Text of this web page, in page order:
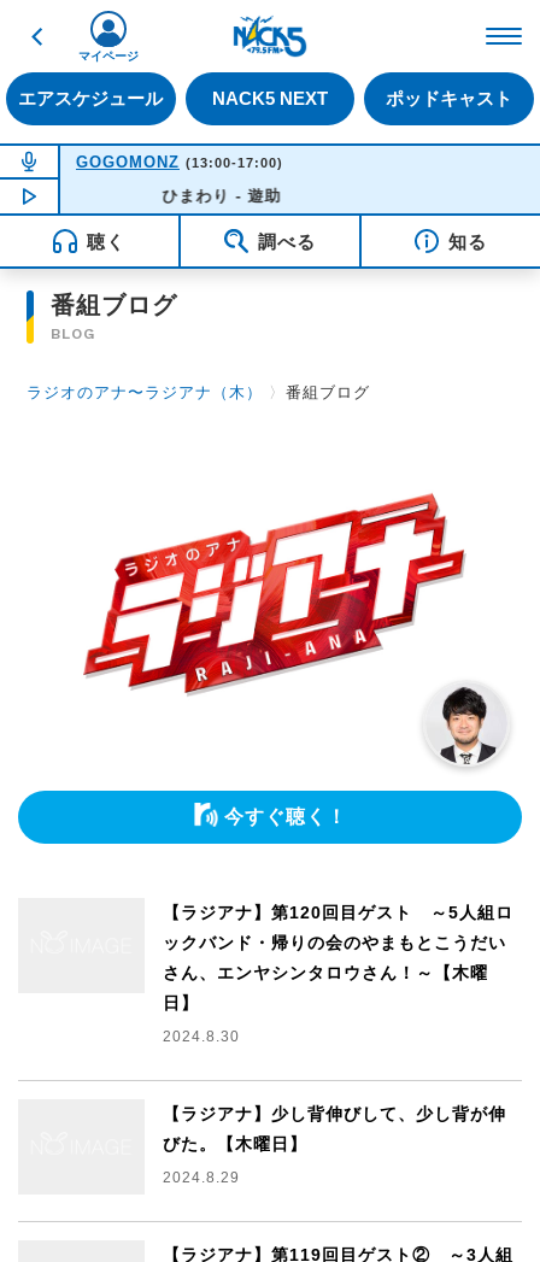
戻る
エアスケジュール NACK5 NEXT ポッドキャスト
マイページ
NOW ON AIR
GOGOMONZ (13:00-17:00)
NOW PLAYING16:30
ひまわり - 遊助
聴く 調べる 知る
番組ブログ
BLOG
ラジオのアナ〜ラジアナ（木） 〉番組ブログ
今すぐ聴く！
【ラジアナ】第120回目ゲスト ～5人組ロ
ックバンド・帰りの会のやまもとこうだい
さん、エンヤシンタロウさん！～【木曜
日】
2024.8.30
【ラジアナ】少し背伸びして、少し背が伸
びた。【木曜日】
2024.8.29
【ラジアナ】第119回目ゲスト② ～3人組